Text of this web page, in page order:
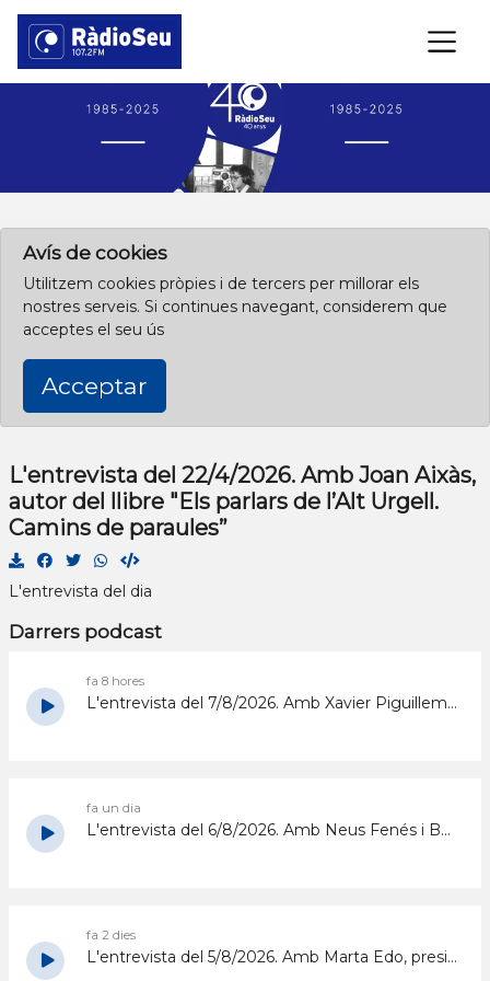
×
Clica aquí per començar des de l'inici
Avís de cookies
Utilitzem cookies pròpies i de tercers per millorar els
nostres serveis. Si continues navegant, considerem que
acceptes el seu ús
Acceptar
L'entrevista del 22/4/2026. Amb Joan Aixàs,
autor del llibre "Els parlars de l’Alt Urgell.
Camins de paraules”
L'entrevista del dia
Darrers podcast
fa 8 hores
L'entrevista del 7/8/2026. Amb Xavier Piguillem (Retaule de Sant Ermengol)
fa un dia
L'entrevista del 6/8/2026. Amb Neus Fenés i Bernat Guàrdia (FM Pla de Sant Tirs)
fa 2 dies
L'entrevista del 5/8/2026. Amb Marta Edo, presidenta de l'ONG La Seu Solidària